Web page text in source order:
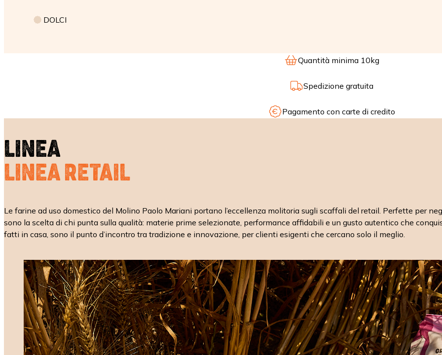
DOLCI
Quantità minima 10kg
Spedizione gratuita
Pagamento con carte di credito
LINEA
LINEA RETAIL
Le farine ad uso domestico del Molino Paolo Mariani portano l’eccellenza molitoria sugli scaffali del retail. Perfette per
sono la scelta di chi punta sulla qualità: materie prime selezionate, performance affidabili e un gusto autentico che
fatti in casa, sono il punto d’incontro tra tradizione e innovazione, per clienti esigenti che cercano solo il meglio.